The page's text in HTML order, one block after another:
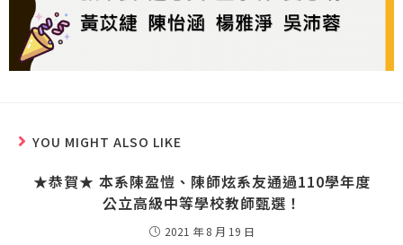
YOU MIGHT ALSO LIKE
★恭賀★ 本系陳盈愷、陳師炫系友通過110學年度
公立高級中等學校教師甄選！
2021 年 8 月 19 日